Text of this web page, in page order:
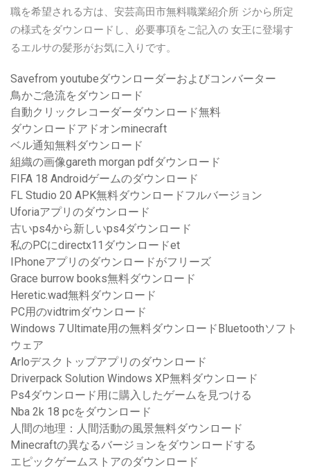
職を希望される方は、安芸高田市無料職業紹介所 ジから所定
の様式をダウンロードし、必要事項をご記入の 女王に登場す
るエルサの髪形がお気に入りです。
Savefrom youtubeダウンローダーおよびコンバーター
鳥かご急流をダウンロード
自動クリックレコーダーダウンロード無料
ダウンロードアドオンminecraft
ベル通知無料ダウンロード
組織の画像gareth morgan pdfダウンロード
FIFA 18 Androidゲームのダウンロード
FL Studio 20 APK無料ダウンロードフルバージョン
Uforiaアプリのダウンロード
古いps4から新しいps4ダウンロード
私のPCにdirectx11ダウンロードet
IPhoneアプリのダウンロードがフリーズ
Grace burrow books無料ダウンロード
Heretic.wad無料ダウンロード
PC用のvidtrimダウンロード
Windows 7 Ultimate用の無料ダウンロードBluetoothソフト
ウェア
Arloデスクトップアプリのダウンロード
Driverpack Solution Windows XP無料ダウンロード
Ps4ダウンロード用に購入したゲームを見つける
Nba 2k 18 pcをダウンロード
人間の地理：人間活動の風景無料ダウンロード
Minecraftの異なるバージョンをダウンロードする
エピックゲームストアのダウンロード